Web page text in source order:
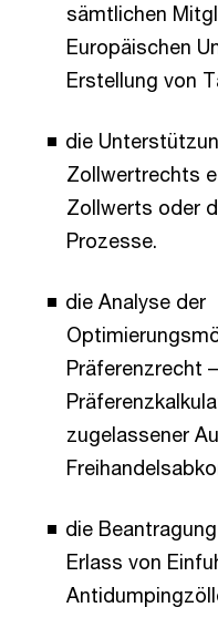
sämtlichen
Europäischen
Erstellung von
die
Zollwertrechts
Zollwerts oder
Prozesse.
die Analyse der
Präferenzrecht
zugelassener
die
Erlass von